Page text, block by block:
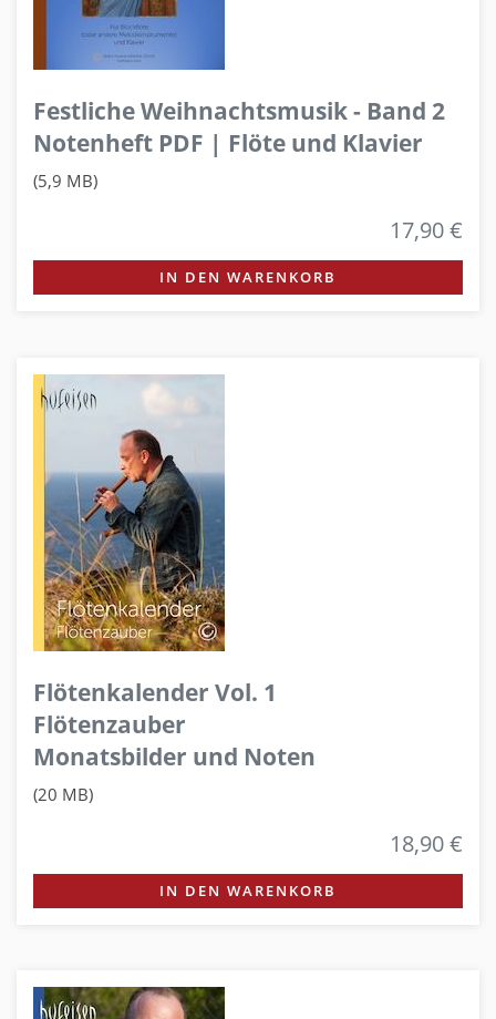
Festliche Weihnachtsmusik - Band 2
Notenheft PDF | Flöte und Klavier
(5,9 MB)
17,90 €
IN DEN WARENKORB
Flötenkalender Vol. 1
Flötenzauber
Monatsbilder und Noten
(20 MB)
18,90 €
IN DEN WARENKORB